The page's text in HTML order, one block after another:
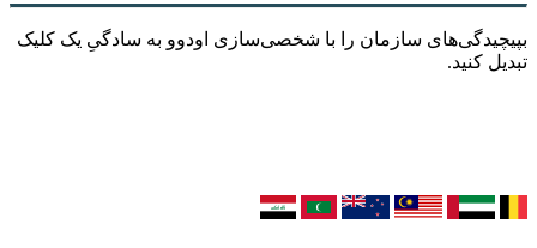
بپیچیدگی‌های سازمان را با شخصی‌سازی اودوو به سادگیِ یک کلیک
تبدیل کنید.